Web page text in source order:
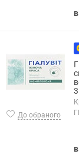
До обраного